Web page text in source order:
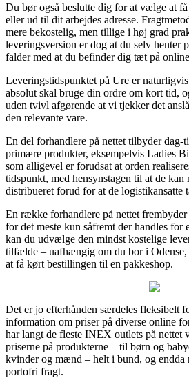
Du bør også beslutte dig for at vælge at
eller ud til dit arbejdes adresse.
mere bekostelig, men tillige i høj grad
leveringsversion er dog at du selv henter
falder med at du befinder dig tæt på
Leveringstidspunktet på Ure er
absolut skal bruge din ordre om kort tid,
uden tvivl afgørende at vi tjekker det
den relevante vare.
En del forhandlere på nettet tilbyder dag-
primære produkter, eksempelvis Ladies
som alligevel er forudsat at orden
tidspunkt, med hensynstagen til at de kan
distribueret forud for at de logistikansatte
En række forhandlere på nettet
for det meste kun såfremt der handles for
kan du udvælge den mindst kostelige
tilfælde – uafhængig om du bor i Odense,
at få kørt bestillingen til en pakkeshop.
Det er jo efterhånden særdeles fleksibelt
information om priser på diverse online
har langt de fleste INEX outlets på nettet
priserne på produkterne – til børn og
kvinder og mænd – helt i bund, og endda
portofri fragt.